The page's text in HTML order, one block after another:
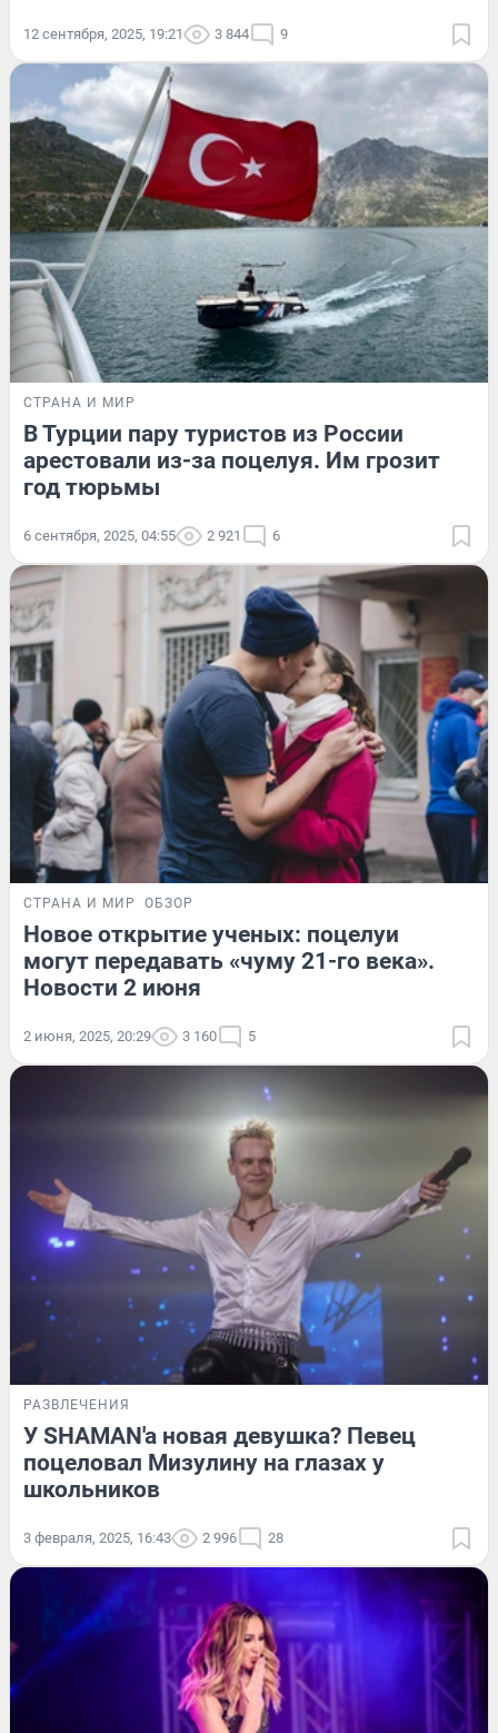
12 сентября, 2025, 19:21 3 844 9
СТРАНА И МИР
В Турции пару туристов из России
арестовали из-за поцелуя. Им грозит
год тюрьмы
6 сентября, 2025, 04:55 2 921 6
СТРАНА И МИР ОБЗОР
Новое открытие ученых: поцелуи
могут передавать «чуму 21-го века».
Новости 2 июня
2 июня, 2025, 20:29 3 160 5
РАЗВЛЕЧЕНИЯ
У SHAMAN'a новая девушка? Певец
поцеловал Мизулину на глазах у
школьников
3 февраля, 2025, 16:43 2 996 28